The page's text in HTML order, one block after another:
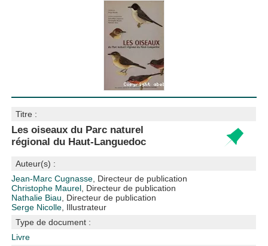
Titre :
Les oiseaux du Parc naturel
régional du Haut-Languedoc
Auteur(s) :
Jean-Marc Cugnasse , Directeur de publication
Christophe Maurel , Directeur de publication
Nathalie Biau , Directeur de publication
Serge Nicolle , Illustrateur
Type de document :
Livre